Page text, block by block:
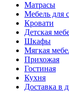
Матрасы
Мебель для
Кровати
Детская
Шкафы
Мягкая
Прихожая
Гостиная
Кухня
Доставка в